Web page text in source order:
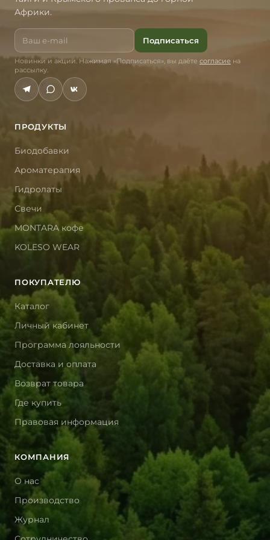
Африки.
Подписаться
Новинки и акции. Нажимая «Подписаться», вы даёте согласие на
рассылку.
ПРОДУКТЫ
Биодобавки
Ароматерапия
Гидролаты
Свечи
MONTARA кофе
KOLESO WEAR
ПОКУПАТЕЛЮ
Каталог
Личный кабинет
Программа лояльности
Доставка и оплата
Возврат товара
Где купить
Правовая информация
КОМПАНИЯ
О нас
Производство
Журнал